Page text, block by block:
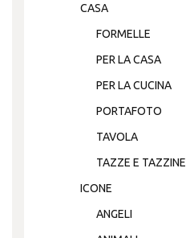
CASA
FORMELLE
PER LA CASA
PER LA CUCINA
PORTAFOTO
TAVOLA
TAZZE E TAZZINE
ICONE
ANGELI